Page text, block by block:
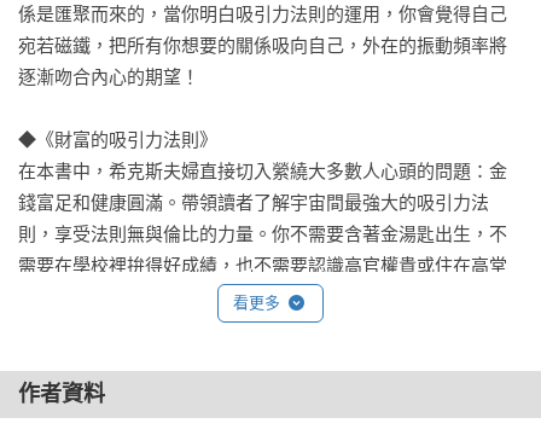
係是匯聚而來的，當你明白吸引力法則的運用，你會覺得自己
宛若磁鐵，把所有你想要的關係吸向自己，外在的振動頻率將
逐漸吻合內心的期望！
◆《財富的吸引力法則》
在本書中，希克斯夫婦直接切入縈繞大多數人心頭的問題：金
錢富足和健康圓滿。帶領讀者了解宇宙間最強大的吸引力法
則，享受法則無與倫比的力量。你不需要含著金湯匙出生，不
需要在學校裡拚得好成績，也不需要認識高官權貴或住在高堂
大廈，體型、膚色、性別、宗教等等因素更沒有關係……你只
要學會轉換思考，訴說美好的人生故事。
◆《這才是吸引力法則》
本書是關於吸引力法則的緣起，講述希克斯夫婦如何與宇宙力
看更多
作者資料